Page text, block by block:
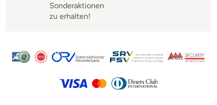
Sonderaktionen
zu erhalten!